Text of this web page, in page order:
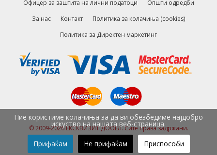
Офицер за заштита на лични податоци
Општи одредби
За нас
Контакт
Политика за колачиња (cookies)
Политика за Директен маркетинг
© 2009-2026 ЕКСКВИЗИТ ДООЕЛ. Сите права задржани.
Ние користиме колачиња за да ви обезбедиме најдобро
искуство на нашата веб-страница.
Прифаќам Не прифаќам Приспособи